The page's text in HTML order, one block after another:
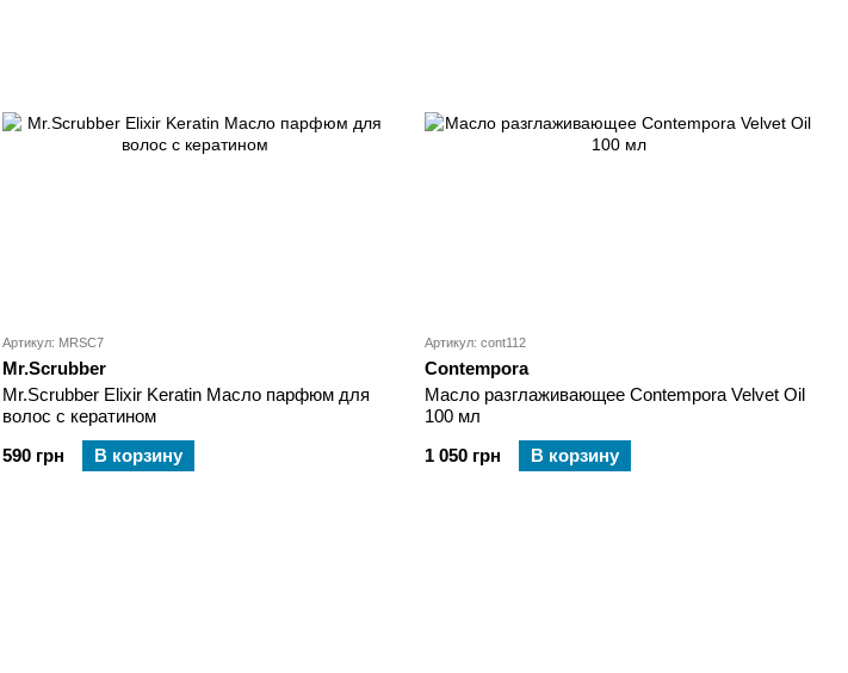
Артикул: MRSC7
Mr.Scrubber
Mr.Scrubber Elixir Keratin Масло парфюм для
волос с кератином
590 грн
В корзину
Артикул: cont112
Contempora
Масло разглаживающее Contempora Velvet Oil
100 мл
1 050 грн
В корзину